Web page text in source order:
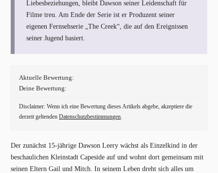
Liebesbeziehungen, bleibt Dawson seiner Leidenschaft für
Filme treu. Am Ende der Serie ist er Produzent seiner
eigenen Fernsehserie „The Creek“, die auf den Ereignissen
seiner Jugend basiert.
Aktuelle Bewertung:
Deine Bewertung:
Disclaimer: Wenn ich eine Bewertung dieses Artikels abgebe, akzeptiere die
derzeit geltendenDatenschutzbestimmungen.
Der zunächst 15-jährige Dawson Leery wächst als Einzelkind in der
beschaulichen Kleinstadt Capeside auf und wohnt dort gemeinsam mit
seinen Eltern Gail und Mitch. In seinem Leben dreht sich alles um